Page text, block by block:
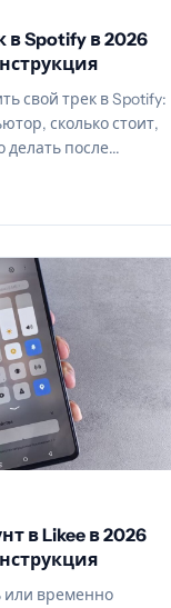
в Spotify в 2026
свой трек в Spotify:
сколько стоит,
после...
в Likee в 2026
или временно